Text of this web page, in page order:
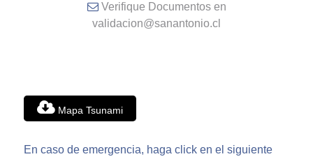
Verifique Documentos en
validacion@sanantonio.cl
Mapa Tsunami
En caso de emergencia, haga click en el siguiente